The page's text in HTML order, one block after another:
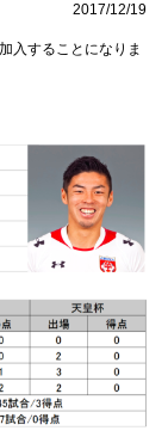
2017/12/19
入することになりま